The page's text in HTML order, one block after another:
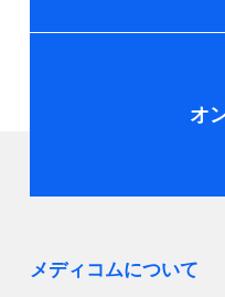
オ
メディコムについて